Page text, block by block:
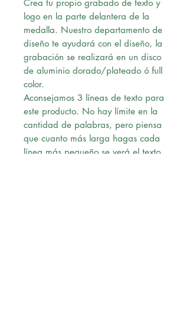
Crea tu propio grabado de texto y
logo en la parte delantera de la
medalla. Nuestro departamento de
diseño te ayudará con el diseño, la
grabación se realizará en un disco
de aluminio dorado/plateado ó full
color.
Aconsejamos 3 líneas de texto para
este producto. No hay límite en la
cantidad de palabras, pero piensa
que cuanto más larga hagas cada
línea más pequeño se verá el texto